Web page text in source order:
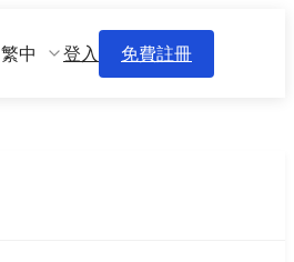
繁中 登入 免費註冊